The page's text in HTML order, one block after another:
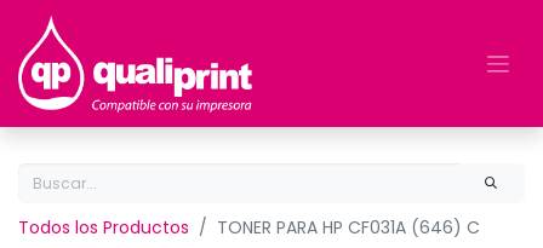
Todos los Productos TONER PARA HP CF031A (646) C